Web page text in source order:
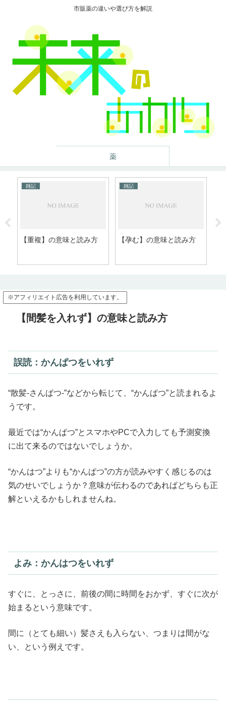
市販薬の違いや選び方を解説
薬
雑記
【重複】の意味と読み方
雑記
【孕む】の意味と読み方
※アフィリエイト広告を利用しています。
【間髪を入れず】の意味と読み方
誤読：かんぱつをいれず
“散髪-さんぱつ-”などから転じて、“かんぱつ”と読まれるよ
うです。
最近では“かんぱつ”とスマホやPCで入力しても予測変換
に出て来るのではないでしょうか。
“かんはつ”よりも“かんぱつ”の方が読みやすく感じるのは
気のせいでしょうか？意味が伝わるのであればどちらも正
解といえるかもしれませんね。
よみ：かんはつをいれず
すぐに、とっさに、前後の間に時間をおかず、すぐに次が
始まるという意味です。
間に（とても細い）髪さえも入らない、つまりは間がな
い、という例えです。